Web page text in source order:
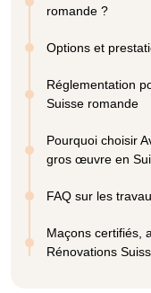
romande ?
Options et
Réglementation
Suisse romande
Pourquoi choisir
gros œuvre en
FAQ sur les
Maçons certifiés,
Rénovations